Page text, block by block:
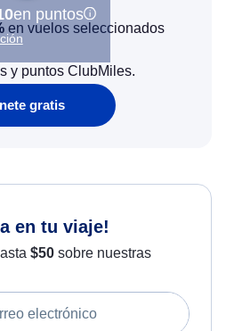
en puntos
en vuelos seleccionados
y puntos ClubMiles.
gratis
en tu viaje!
$50sobre nuestras